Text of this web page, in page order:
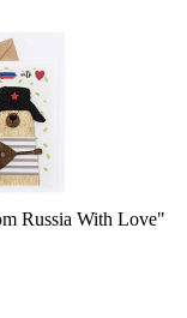
Russia With Love"